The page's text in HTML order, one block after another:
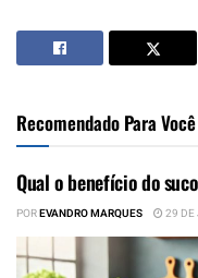
Recomendado Para Você
Qual o benefício do
POREVANDRO MARQUES 29 DE